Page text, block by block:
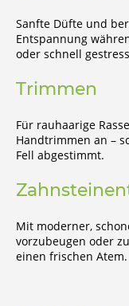
Sanfte Düfte und
Entspannung
oder schnell
Trimmen
Für rauhaarige
Handtrimmen an –
Fell abgestimmt.
Mit moderner,
vorzubeugen oder
einen frischen Atem.